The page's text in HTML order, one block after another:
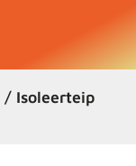
/ Isoleerteip